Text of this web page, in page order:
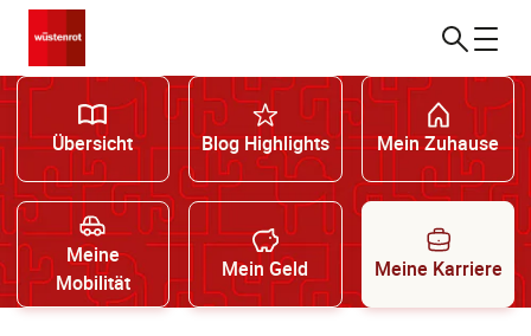
Übersicht Blog Highlights Mein Zuhause
Meine
Mobilität
Mein Geld Meine Karriere